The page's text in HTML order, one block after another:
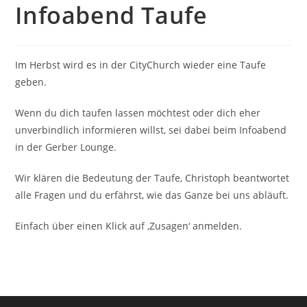
Infoabend Taufe
Im Herbst wird es in der CityChurch wieder eine Taufe
geben.
Wenn du dich taufen lassen möchtest oder dich eher
unverbindlich informieren willst, sei dabei beim Infoabend
in der Gerber Lounge.
Wir klären die Bedeutung der Taufe, Christoph beantwortet
alle Fragen und du erfährst, wie das Ganze bei uns abläuft.
Einfach über einen Klick auf ‚Zusagen‘ anmelden.